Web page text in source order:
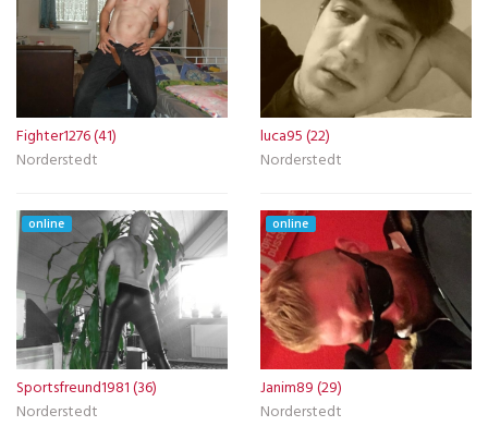
Fighter1276 (41)
Norderstedt
luca95 (22)
Norderstedt
online
Sportsfreund1981 (36)
Norderstedt
online
Janim89 (29)
Norderstedt